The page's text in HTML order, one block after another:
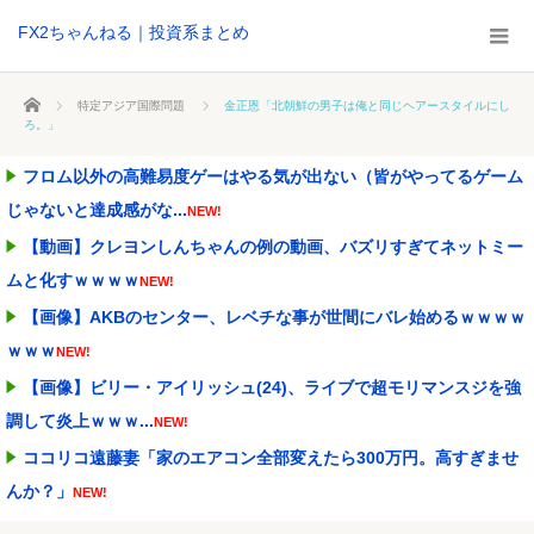
FX2ちゃんねる｜投資系まとめ
ホーム 特定アジア国際問題
金正恩「北朝鮮の男子は俺と同じヘアースタイルにし
ろ。」
フロム以外の高難易度ゲーはやる気が出ない（皆がやってるゲーム
じゃないと達成感がな...NEW!
【動画】クレヨンしんちゃんの例の動画、バズリすぎてネットミー
ムと化すｗｗｗｗNEW!
【画像】AKBのセンター、レベチな事が世間にバレ始めるｗｗｗｗ
ｗｗｗNEW!
【画像】ビリー・アイリッシュ(24)、ライブで超モリマンスジを強
調して炎上ｗｗｗ...NEW!
ココリコ遠藤妻「家のエアコン全部変えたら300万円。高すぎませ
んか？」 NEW!